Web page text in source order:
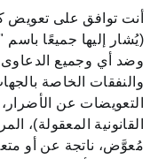
(يُشار إليها جميعًا باسم
وضد أي وجميع الدعاوى
والنفقات الخاصة
التعويضات عن
القانونية
مُعوَّض، ناتجة عن أو